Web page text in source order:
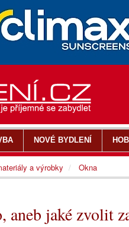
aneb jaké zvolit
NOVÉ BYDLENÍ
a výrobky Okna